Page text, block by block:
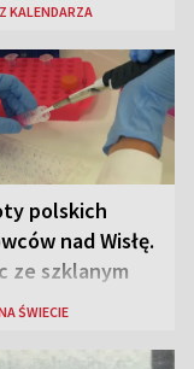
KALENDARZA
polskich
nad Wisłę.
ze szklanym
ŚWIECIE